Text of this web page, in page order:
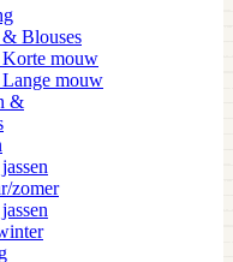
Blouses
Korte mouw
mouw
&
zomer